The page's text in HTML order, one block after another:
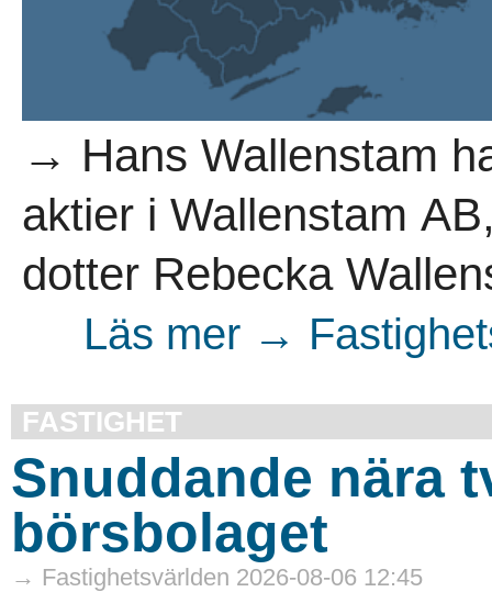
→ Hans Wallenstam
aktier i Wallenstam
dotter Rebecka
Läs mer →
FASTIGHET
Snuddande nära
börsbolaget
→ Fastighetsvärlden 2026-08-06 12:45